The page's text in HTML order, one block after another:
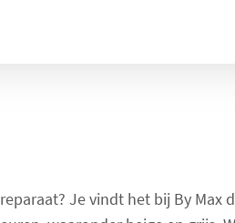
Je vindt het bij By Max